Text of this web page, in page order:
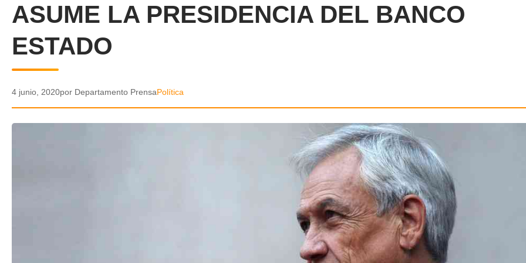
ASUME LA PRESIDENCIA DEL BANCO
ESTADO
4 junio, 2020por Departamento PrensaPolítica